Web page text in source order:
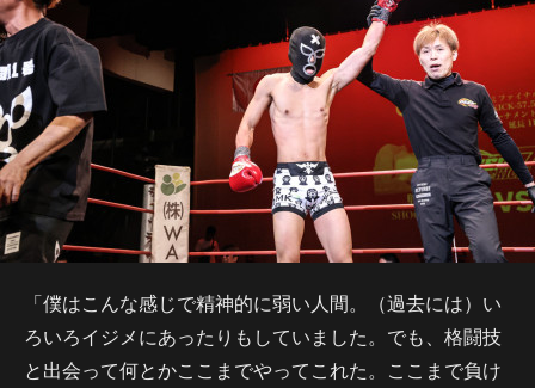
「僕はこんな感じで精神的に弱い人間。（過去には）い
ろいろイジメにあったりもしていました。でも、格闘技
と出会って何とかここまでやってこれた。ここまで負け